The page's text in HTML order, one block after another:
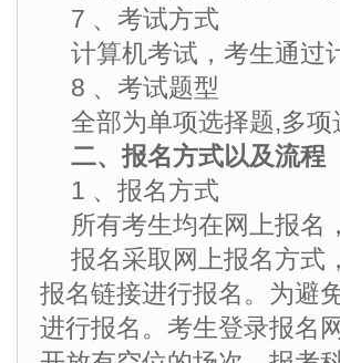
7 、考试方式
计算机考试，考生通过
8 、考试题型
全部为单项选择题,多
二、报名方式以及流程
1 、报名方式
所有考生均在网上报名
报名采取网上报名方式
报名链接进行报名。为避
进行报名。考生登录报名